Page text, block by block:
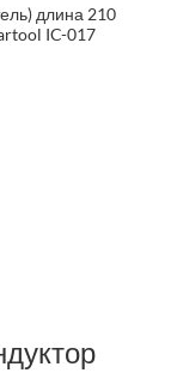
длина 210
IC-017